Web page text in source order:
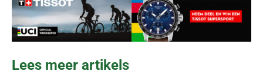
Lees meer artikels